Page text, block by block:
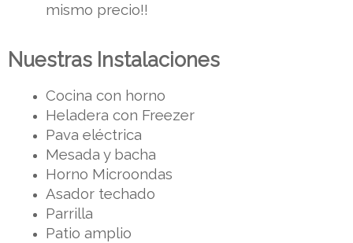
mismo precio!!
Nuestras Instalaciones
Cocina con horno
Heladera con Freezer
Pava eléctrica
Mesada y bacha
Horno Microondas
Asador techado
Parrilla
Patio amplio